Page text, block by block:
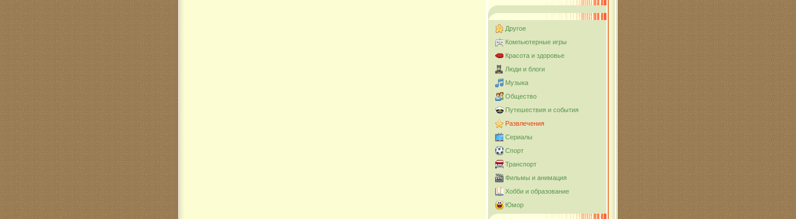
Другое
Компьютерные игры
Красота и здоровье
Люди и блоги
Музыка
Общество
Путешествия и события
Развлечения
Сериалы
Спорт
Транспорт
Фильмы и анимация
Хобби и образование
Юмор